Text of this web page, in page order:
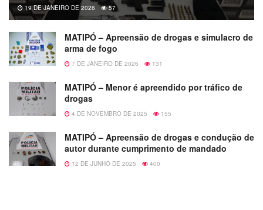
19 DE JANEIRO DE 2026 57
MATIPÓ – Apreensão de drogas e simulacro de
arma de fogo
7 DE JANEIRO DE 2026 131
MATIPÓ – Menor é apreendido por tráfico de
drogas
4 DE NOVEMBRO DE 2025 155
MATIPÓ – Apreensão de drogas e condução de
autor durante cumprimento de mandado
12 DE JUNHO DE 2025 400